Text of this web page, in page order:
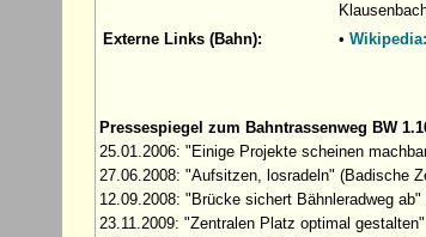
Externe Links (Bahn):
•
Pressespiegel zum Bahntrassenweg BW
25.01.2006: "Einige Projekte scheinen
27.06.2008: "Aufsitzen, losradeln" (Badische
12.09.2008: "Brücke sichert Bähnleradweg
23.11.2009: "Zentralen Platz optimal